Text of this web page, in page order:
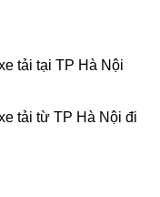
tải tại TP Hà Nội
tải từ TP Hà Nội đi